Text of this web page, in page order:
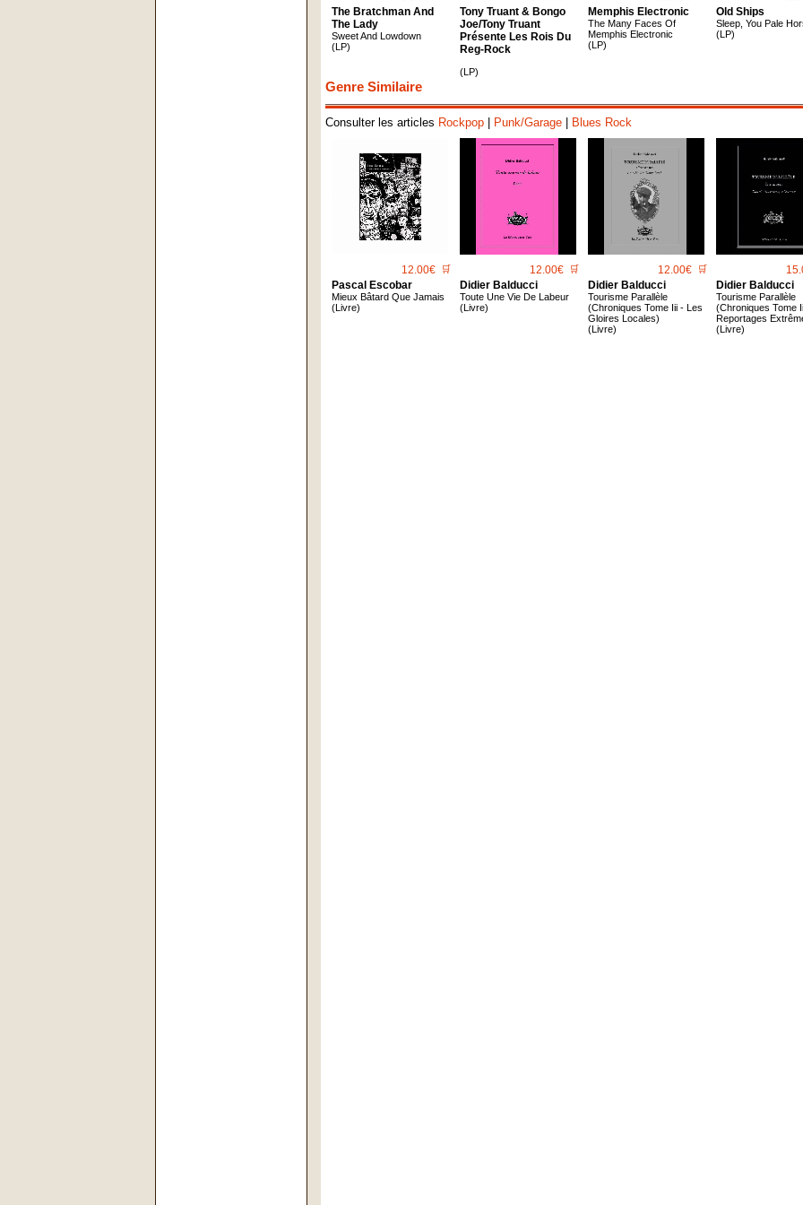
The Bratchman And
The Lady
Sweet And Lowdown
(LP)
Tony Truant & Bongo
Joe/Tony Truant
Présente Les Rois Du
Reg-Rock
(LP)
Memphis Electronic
The Many Faces Of
Memphis Electronic
(LP)
Old Ships
Sleep, You Pale
(LP)
Genre Similaire
Consulter les articles Rockpop| Punk/Garage| Blues Rock
12.00€ 🛒
Pascal Escobar
Mieux Bâtard Que Jamais
(Livre)
12.00€ 🛒
Didier Balducci
Toute Une Vie De Labeur
(Livre)
12.00€ 🛒
Didier Balducci
Tourisme Parallèle
(Chroniques Tome Iii - Les
Gloires Locales)
(Livre)
Didier Balducci
Tourisme Parallèle
(Chroniques Tome
Reportages
(Livre)